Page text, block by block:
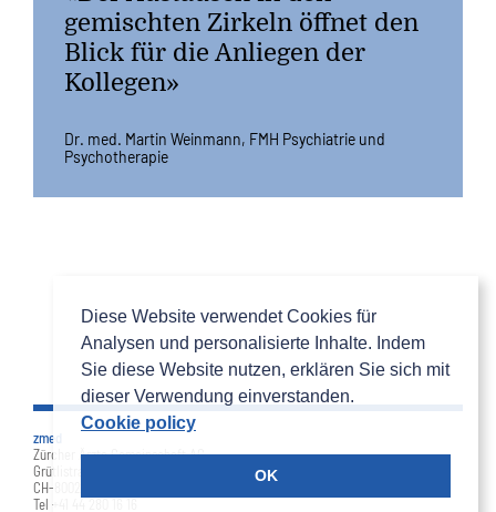
Diese Website verwendet Cookies für
Analysen und personalisierte Inhalte. Indem
Sie diese Website nutzen, erklären Sie sich mit
dieser Verwendung einverstanden.
Cookie policy
OK
gemischten Zirkeln öffnet den
Blick für die Anliegen der
Kollegen»
Dr. med. Martin Weinmann, FMH Psychiatrie und
Psychotherapie
zmed
Zürcher Ärzte Gemeinschaft AG
Grütlistrasse 36
CH-8002 Zürich
Tel +41 44 280 16 16